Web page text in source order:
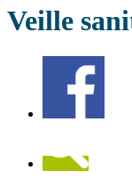
Veille
Facebook